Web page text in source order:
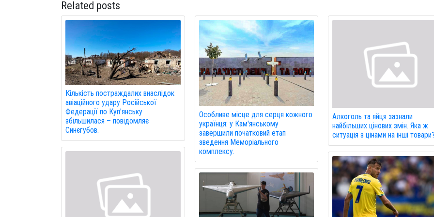
Related posts
Кількість постраждалих внаслідок
авіаційного удару Російської
Федерації по Куп'янську
збільшилася – повідомляє
Синєгубов.
Особливе місце для серця кожного
українця: у Кам'янському
завершили початковий етап
зведення Меморіального
комплексу.
Алкоголь та яйця зазнали
найбільших цінових змін. Яка ж
ситуація з цінами на інші